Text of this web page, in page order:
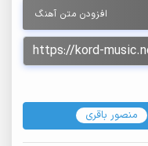
افزودن متن آهنگ
منصور باقری